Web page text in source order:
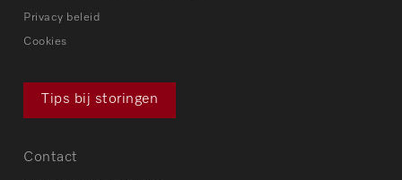
Privacy beleid
Cookies
Tips bij storingen
Contact